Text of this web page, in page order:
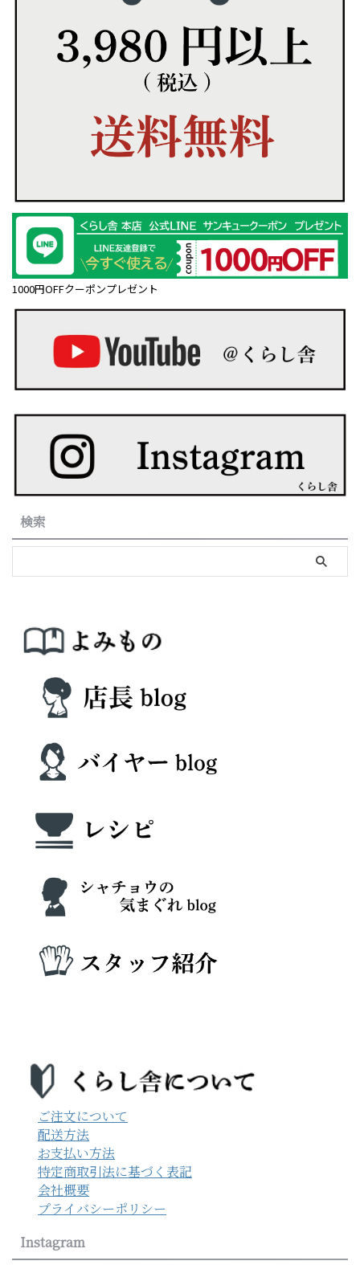
1000円OFFクーポンプレゼント
検索
ご注文について
配送方法
お支払い方法
特定商取引法に基づく表記
会社概要
プライバシーポリシー
Instagram